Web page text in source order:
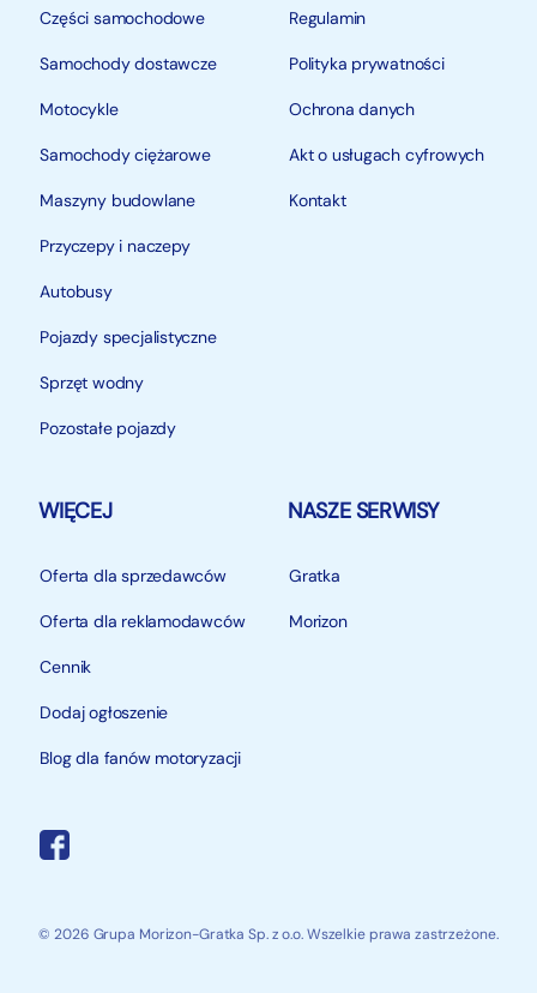
Części samochodowe
Samochody dostawcze
Motocykle
Samochody ciężarowe
Maszyny budowlane
Przyczepy i naczepy
Autobusy
Pojazdy specjalistyczne
Sprzęt wodny
Pozostałe pojazdy
Regulamin
Polityka prywatności
Ochrona danych
Akt o usługach cyfrowych
Kontakt
WIĘCEJ
Oferta dla sprzedawców
Oferta dla reklamodawców
Cennik
Dodaj ogłoszenie
Blog dla fanów motoryzacji
NASZE SERWISY
Gratka
Morizon
© 2026 Grupa Morizon-Gratka Sp. z o.o. Wszelkie prawa zastrzeżone.